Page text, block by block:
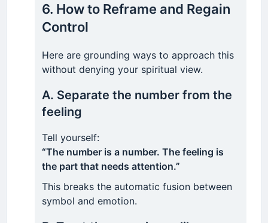
6. How to Reframe and Regain
Control
Here are grounding ways to approach this
without denying your spiritual view.
A. Separate the number from the
feeling
Tell yourself:
“The number is a number. The feeling is
the part that needs attention.”
This breaks the automatic fusion between
symbol and emotion.